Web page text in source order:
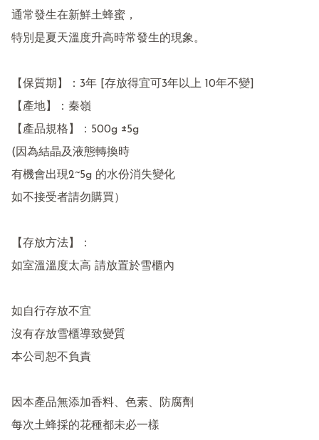
通常發生在新鮮土蜂蜜，
特別是夏天溫度升高時常發生的現象。
【保質期】：3年 [存放得宜可3年以上 10年不變]
【產地】：秦嶺
【產品規格】：500g ±5g
(因為結晶及液態轉換時
有機會出現2~5g 的水份消失變化
如不接受者請勿購買）
【存放方法】：
如室溫溫度太高 請放置於雪櫃內
如自行存放不宜
沒有存放雪櫃導致變質
本公司恕不負責
因本產品無添加香料、色素、防腐劑
每次土蜂採的花種都未必一樣